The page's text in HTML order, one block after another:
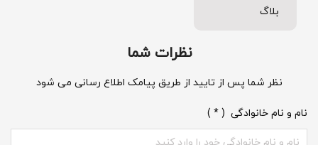
بلاگ
نظرات شما
نظر شما پس از تایید از طریق پیامک اطلاع رسانی می شود
نام و نام خانوادگی ( * )